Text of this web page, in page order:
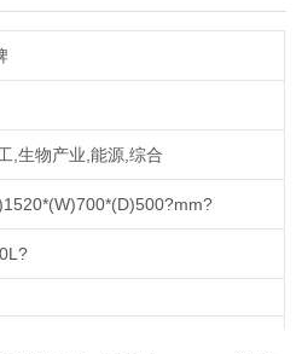
,生物产业,能源,综合